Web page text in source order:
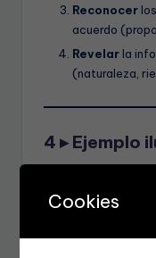
Reconocer
acuerdo
Revelar la
(naturaleza,
4 ▸ Ejemplo
JV Solar Iber-
Cookies